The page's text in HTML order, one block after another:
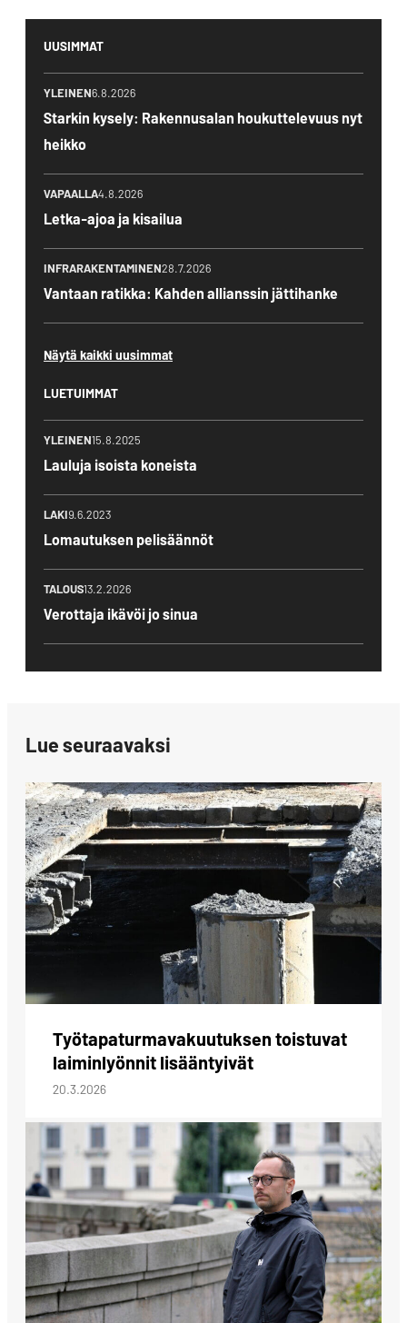
LinkedIn:ssä
UUSIMMAT
YLEINEN6.8.2026
Starkin kysely: Rakennusalan houkuttelevuus nyt
heikko
VAPAALLA4.8.2026
Letka-ajoa ja kisailua
INFRARAKENTAMINEN28.7.2026
Vantaan ratikka: Kahden allianssin jättihanke
Näytä kaikki uusimmat
LUETUIMMAT
YLEINEN15.8.2025
Lauluja isoista koneista
LAKI9.6.2023
Lomautuksen pelisäännöt
TALOUS13.2.2026
Verottaja ikävöi jo sinua
Lue seuraavaksi
Työtapaturmavakuutuksen toistuvat
laiminlyönnit lisääntyivät
20.3.2026